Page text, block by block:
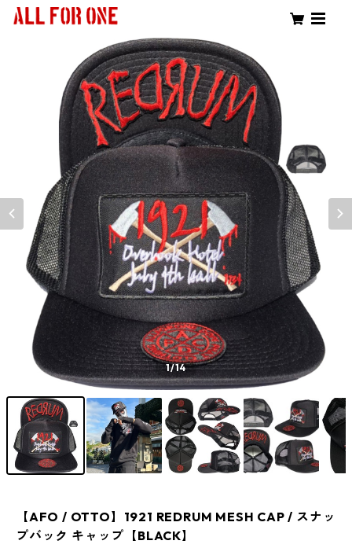
1/14
【AFO / OTTO】1921 REDRUM MESH CAP / スナッ
プバック キャップ【BLACK】